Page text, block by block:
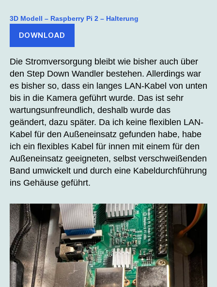
3D Modell – Raspberry Pi 2 – Halterung
DOWNLOAD
Die Stromversorgung bleibt wie bisher auch über
den Step Down Wandler bestehen. Allerdings war
es bisher so, dass ein langes LAN-Kabel von unten
bis in die Kamera geführt wurde. Das ist sehr
wartungsunfreundlich, deshalb wurde das
geändert, dazu später. Da ich keine flexiblen LAN-
Kabel für den Außeneinsatz gefunden habe, habe
ich ein flexibles Kabel für innen mit einem für den
Außeneinsatz geeigneten, selbst verschweißenden
Band umwickelt und durch eine Kabeldurchführung
ins Gehäuse geführt.